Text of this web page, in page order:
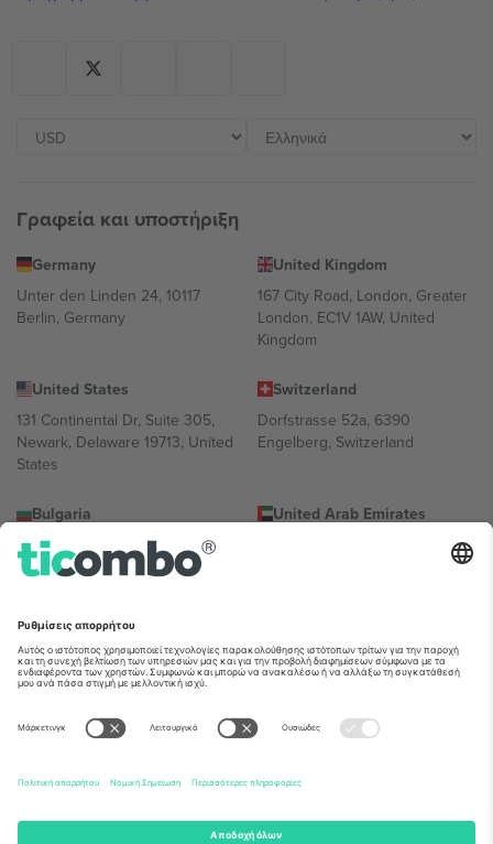
Γραφεία και υποστήριξη
Germany
Unter den Linden 24, 10117
Berlin, Germany
United Kingdom
167 City Road, London, Greater
London, EC1V 1AW, United
Kingdom
United States
131 Continental Dr, Suite 305,
Newark, Delaware 19713, United
States
Switzerland
Dorfstrasse 52a, 6390
Engelberg, Switzerland
Bulgaria
Regus Sofia City West, bul
Totleben 53-55, 1606 Sofia,
United Arab Emirates
UAE Dubai Silicon Oasis, DDP
Building A1, Office 302, Dubai,
Mexico
Av Chapultepec 360, Roma
Norte, Cuauhtémoc, 06700
Ciudad de México, CDMX,
Mexico
Η νομική οντότητα του παρόχου πλατφόρμας ενδέχεται να
τομέα. Για λεπτομέρειες ανατρέξτε στη σελίδα της συγκεκριμένης